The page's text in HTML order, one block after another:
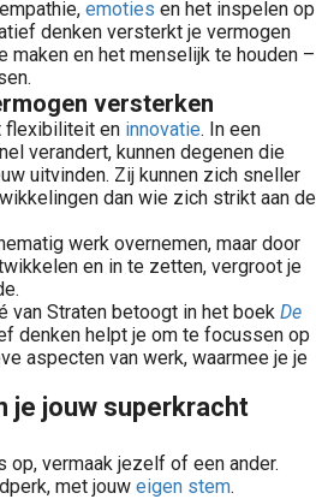
emoties en het inspelen op
denken versterkt je vermogen
maken en het menselijk te houden –
versterken
flexibiliteit en innovatie. In een
verandert, kunnen degenen die
uitvinden. Zij kunnen zich sneller
dan wie zich strikt aan de
werk overnemen, maar door
en in te zetten, vergroot je
van Straten betoogt in het boek De
denken helpt je om te focussen op
aspecten van werk, waarmee je je
je jouw superkracht
op, vermaak jezelf of een ander.
met jouw eigen stem.